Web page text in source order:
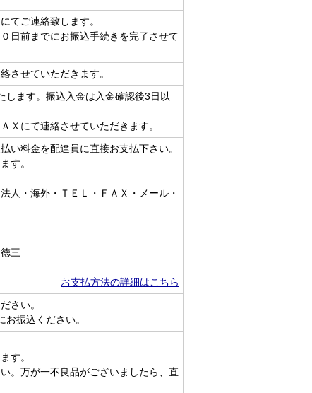
てご連絡致します。
日前までにお振込手続きを完了させて
させていただきます。
ます。振込入金は入金確認後3日以
Ｘにて連絡させていただきます。
い料金を配達員に直接お支払下さい。
す。
人・海外・ＴＥＬ・ＦＡＸ・メール・
三
お支払方法の詳細はこちら
さい。
振込ください。
す。
。万が一不良品がございましたら、直